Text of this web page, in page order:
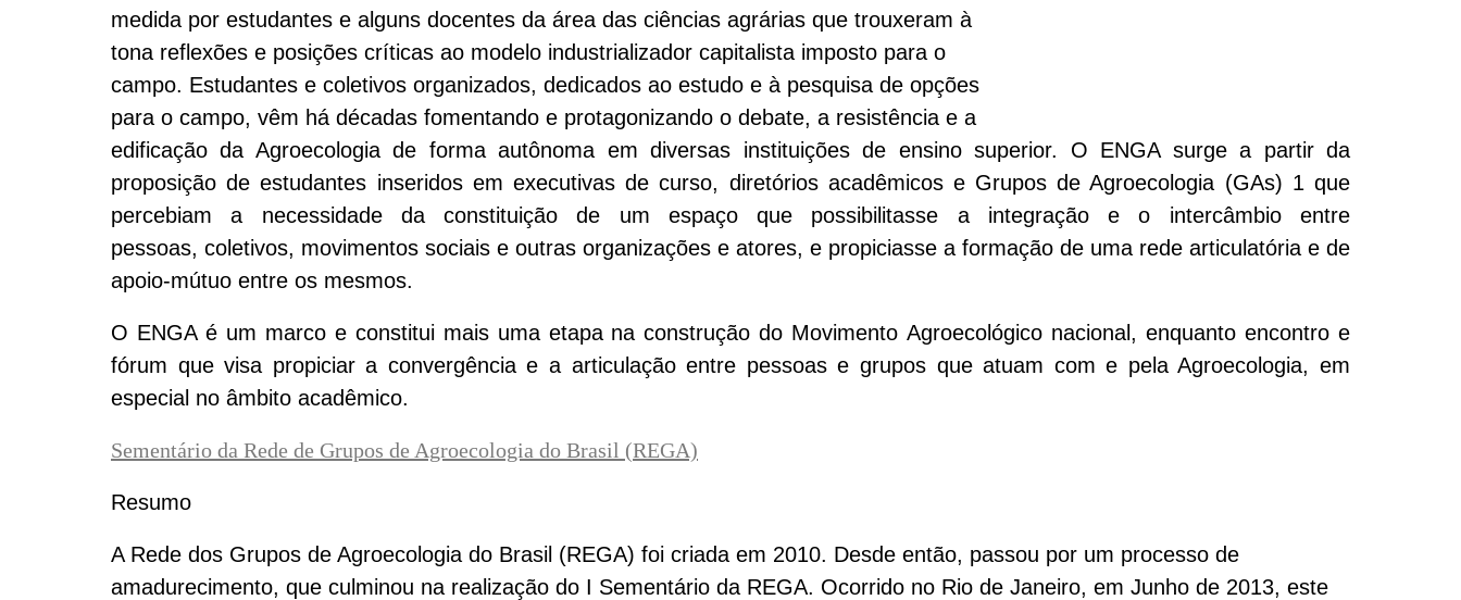
medida por estudantes e alguns docentes da área das ciências agrárias que trouxeram à
tona reflexões e posições críticas ao modelo industrializador capitalista imposto para o
campo. Estudantes e coletivos organizados, dedicados ao estudo e à pesquisa de opções
para o campo, vêm há décadas fomentando e protagonizando o debate, a resistência e a
edificação da Agroecologia de forma autônoma em diversas instituições de ensino superior. O ENGA surge a partir da
proposição de estudantes inseridos em executivas de curso, diretórios acadêmicos e Grupos de Agroecologia (GAs) 1 que
percebiam a necessidade da constituição de um espaço que possibilitasse a integração e o intercâmbio entre
pessoas, coletivos, movimentos sociais e outras organizações e atores, e propiciasse a formação de uma rede articulatória e de
apoio-mútuo entre os mesmos.
O ENGA é um marco e constitui mais uma etapa na construção do Movimento Agroecológico nacional, enquanto encontro e
fórum que visa propiciar a convergência e a articulação entre pessoas e grupos que atuam com e pela Agroecologia, em
especial no âmbito acadêmico.
Sementário da Rede de Grupos de Agroecologia do Brasil (REGA)
Resumo
A Rede dos Grupos de Agroecologia do Brasil (REGA) foi criada em 2010. Desde então, passou por um processo de
amadurecimento, que culminou na realização do I Sementário da REGA. Ocorrido no Rio de Janeiro, em Junho de 2013, este